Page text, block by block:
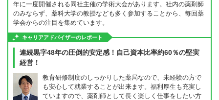
年に一度開催される同社主催の学術大会があります。社内の薬剤師
のみならず、薬科大学の教授なども多く参加することから、毎回薬
学会からの注目を集めています。
キャリアアドバイザーのレポート
連続黒字48年の圧倒的安定感！自己資本比率約60％の堅実
経営！
教育研修制度のしっかりした薬局なので、未経験の方で
も安心して就業することが出来ます。福利厚生も充実し
ていますので、薬剤師として長く楽しく仕事をしたい方